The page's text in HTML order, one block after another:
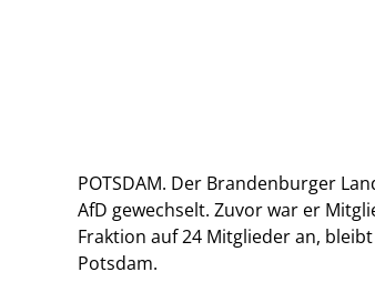
POTSDAM. Der Brandenburger
AfD gewechselt. Zuvor war er
Fraktion auf 24 Mitglieder an,
Potsdam.